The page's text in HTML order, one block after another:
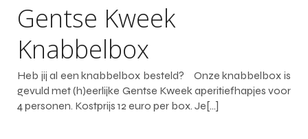
Gentse Kweek
Knabbelbox
Heb jij al een knabbelbox besteld? Onze knabbelbox is
gevuld met (h)eerlijke Gentse Kweek aperitiefhapjes voor
4 personen. Kostprijs 12 euro per box. Je[…]